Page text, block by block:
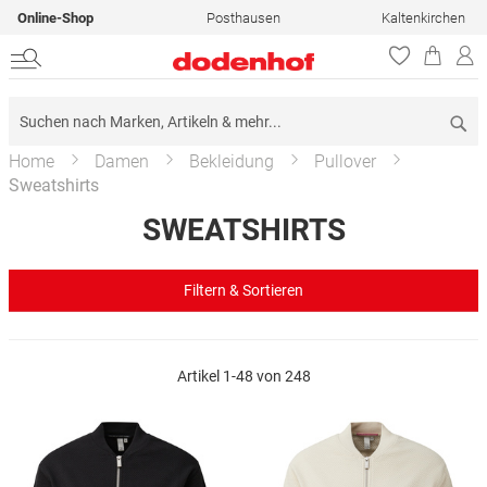
Online-Shop Posthausen Kaltenkirchen
Home Damen Bekleidung
Pullover
Sweatshirts
SWEATSHIRTS
Artikel 1-48 von 248
Filtern & Sortieren